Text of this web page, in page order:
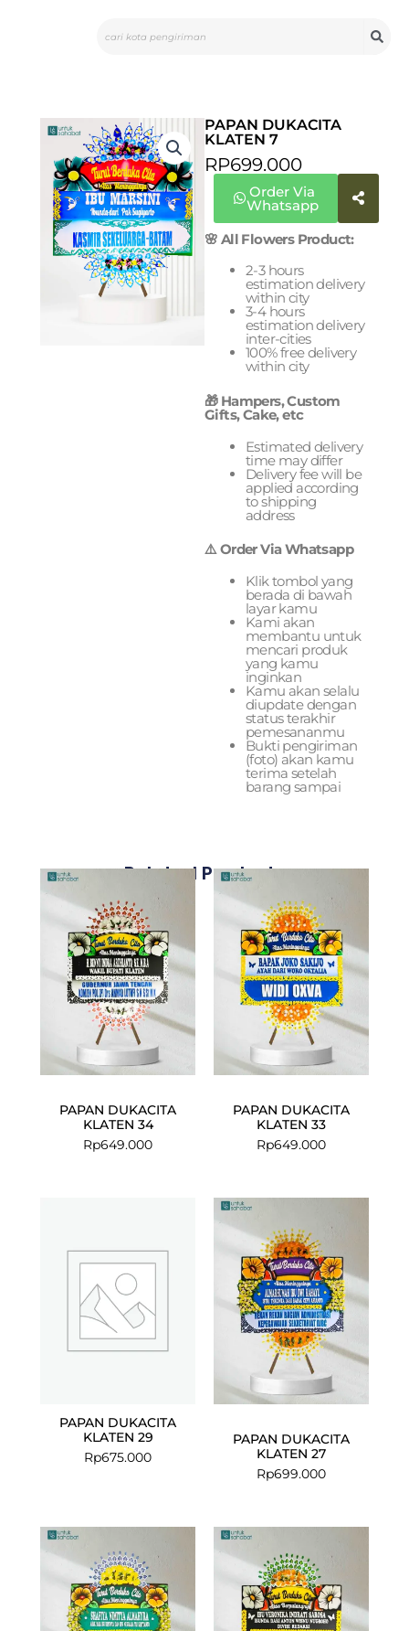
PAPAN DUKACITA
KLATEN 7
RP699.000
Order Via
Whatsapp
🌸 All Flowers Product:
2-3 hours
estimation delivery
within city
3-4 hours
estimation delivery
inter-cities
100% free delivery
within city
🎁 Hampers, Custom
Gifts, Cake, etc
Estimated delivery
time may differ
Delivery fee will be
applied according
to shipping
address
⚠️ Order Via Whatsapp
Klik tombol yang
berada di bawah
layar kamu
Kami akan
membantu untuk
mencari produk
yang kamu
inginkan
Kamu akan selalu
diupdate dengan
status terakhir
pemesananmu
Bukti pengiriman
(foto) akan kamu
terima setelah
barang sampai
Related Products
PAPAN DUKACITA
KLATEN 34
Rp649.000
PAPAN DUKACITA
KLATEN 33
Rp649.000
PAPAN DUKACITA
KLATEN 29
Rp675.000
PAPAN DUKACITA
KLATEN 27
Rp699.000